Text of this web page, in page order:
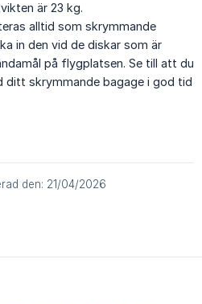
är 23 kg.
alltid som skrymmande
in den vid de diskar som är
på flygplatsen. Se till att du
ditt skrymmande bagage i god tid
den: 21/04/2026